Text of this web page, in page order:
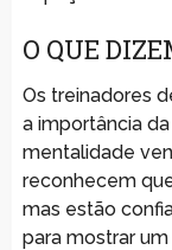
O QUE
Os treinadores
a importância
mentalidade
reconhecem
mas estão
para mostrar